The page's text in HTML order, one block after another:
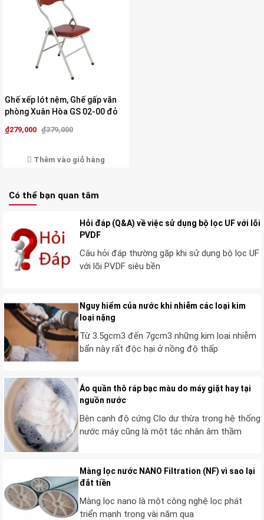
cả những khách hàng khó tính.
Ghế xếp lót nệm, Ghế gấp văn
phòng Xuân Hòa GS 02-00 đỏ
₫279,000 ₫379,000
Thêm vào giỏ hàng
Có thể bạn quan tâm
Hỏi đáp (Q&A) về việc sử dụng bộ lọc UF với lõi
PVDF
Câu hỏi đáp thường gặp khi sử dụng bộ lọc UF
với lõi PVDF siêu bền
Nguy hiểm của nước khi nhiễm các loại kim
loại nặng
Từ 3.5gcm3 đến 7gcm3 những kim loại nhiễm
bẩn này rất độc hại ở nồng độ thấp
Áo quần thô ráp bạc màu do máy giặt hay tại
nguồn nước
Bên cạnh độ cứng Clo dư thừa trong hệ thống
nước máy cũng là một tác nhân âm thầm
Màng lọc nước NANO Filtration (NF) vì sao lại
đắt tiền
Màng lọc nano là một công nghệ lọc phát
triển mạnh trong vài năm qua